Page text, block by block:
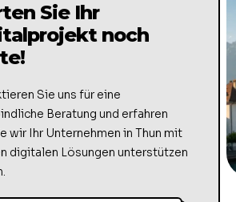
Sie Ihr
noch
Sie uns für eine
Beratung und erfahren
wir Ihr Unternehmen in Thun mit
digitalen Lösungen unterstützen